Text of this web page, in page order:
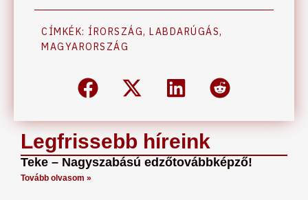
Legfrissebb híreink
Teke – Nagyszabású edzőtovábbképző!
Tovább olvasom »
CÍMKÉK: ÍRORSZÁG, LABDARÚGÁS,
MAGYARORSZÁG